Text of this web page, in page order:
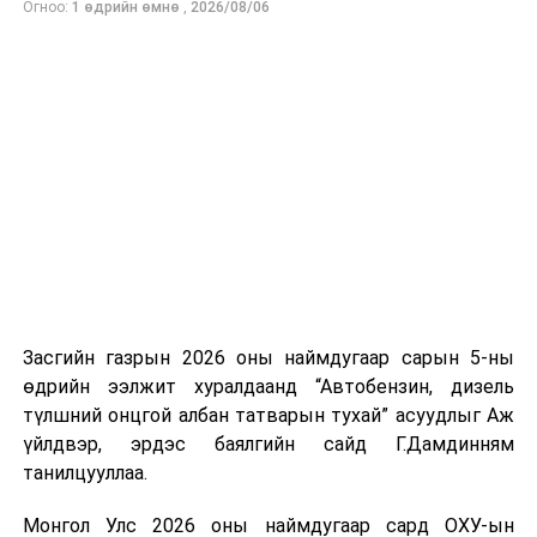
нийлүүлэлтийг тогтворжуулах хүрээнд бусад эх
Огноо: 1 өдрийн өмнө , 2026/08/06
Засгийн газрын 2026 оны наймдугаар сарын 5-ны
өдрийн ээлжит хуралдаанд “Автобензин, дизель
түлшний онцгой албан татварын тухай” асуудлыг Аж
үйлдвэр, эрдэс баялгийн сайд Г.Дамдинням
танилцууллаа.
Монгол Улс 2026 оны наймдугаар сард ОХУ-ын